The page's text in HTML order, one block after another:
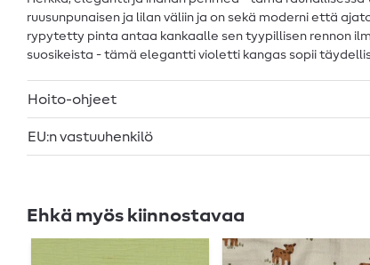
ruusunpunaisen ja lilan väliin ja on sekä moderni että
rypytetty pinta antaa kankaalle sen tyypillisen rennon
suosikeista - tämä elegantti violetti kangas sopii
Hoito-ohjeet
EU:n vastuuhenkilö
Ehkä myös kiinnostavaa